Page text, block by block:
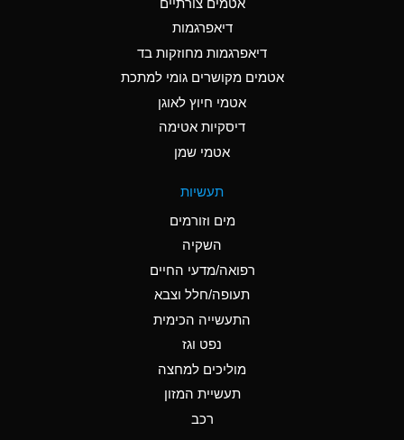
Ammonia Anhydrous
B
Ammonia Gas (cold)
A
Ammonia Gas (hot)
Ammonium Hydroxide
D
Ammonium Nitrate
Ammonium Nitrite
דיאפרגמות
דיאפרגמות מחוזקות בד
אטמים מקושרים גומי למתכת
אטמי חיוץ לאוגן
דיסקיות אטימה
אטמי שמן
תעשיות
מים וזורמים
השקיה
רפואה/מדעי החיים
תעופה/חלל וצבא
התעשייה הכימית
נפט וגז
מוליכים למחצה
תעשיית המזון
רכב